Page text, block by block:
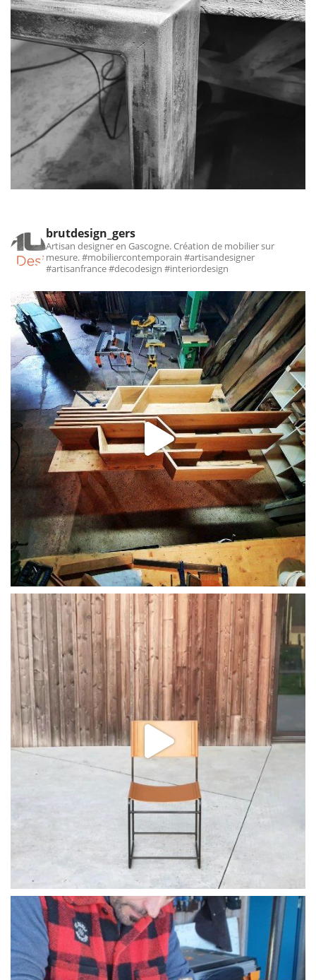
brutdesign_gers
Artisan designer en Gascogne. Création de mobilier sur
mesure.#mobiliercontemporain #artisandesigner
#artisanfrance #decodesign #interiordesign